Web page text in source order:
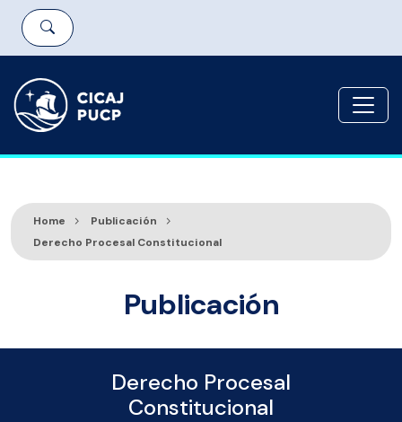
Home
Publicación
Derecho Procesal Constitucional
Publicación
Derecho Procesal
Constitucional